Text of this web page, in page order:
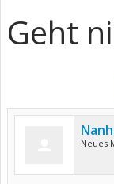
Geht
Neues